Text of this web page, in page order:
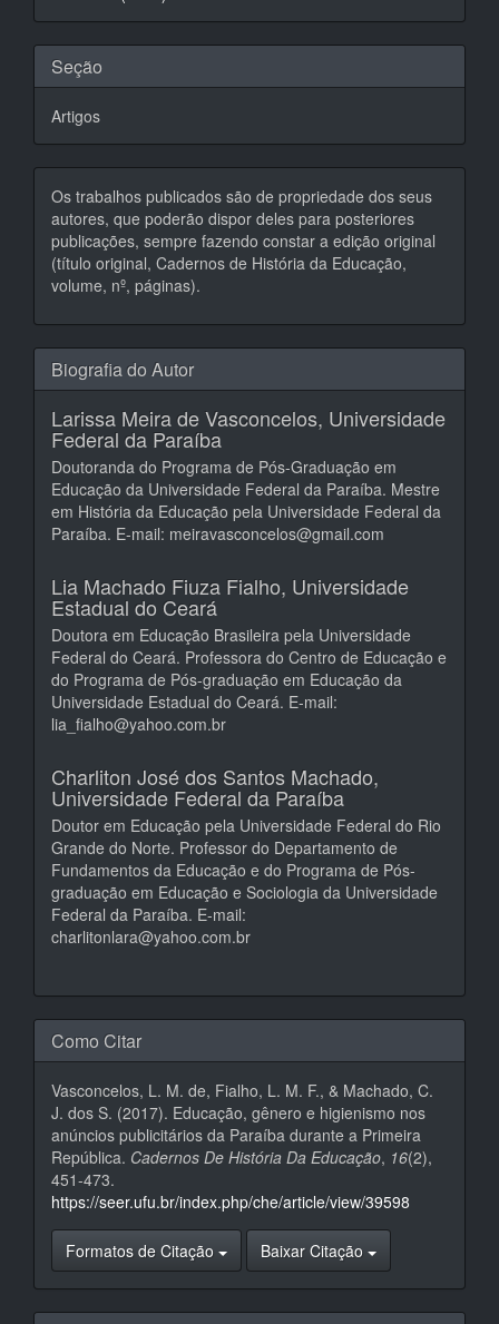
artigo
Seção
Artigos
Os trabalhos publicados são de propriedade dos seus
autores, que poderão dispor deles para posteriores
publicações, sempre fazendo constar a edição original
(título original, Cadernos de História da Educação,
volume, nº, páginas).
Biografia do Autor
Larissa Meira de Vasconcelos, Universidade
Federal da Paraíba
Doutoranda do Programa de Pós-Graduação em
Educação da Universidade Federal da Paraíba. Mestre
em História da Educação pela Universidade Federal da
Paraíba. E-mail: meiravasconcelos@gmail.com
Lia Machado Fiuza Fialho, Universidade
Estadual do Ceará
Doutora em Educação Brasileira pela Universidade
Federal do Ceará. Professora do Centro de Educação e
do Programa de Pós-graduação em Educação da
Universidade Estadual do Ceará. E-mail:
lia_fialho@yahoo.com.br
Charliton José dos Santos Machado,
Universidade Federal da Paraíba
Doutor em Educação pela Universidade Federal do Rio
Grande do Norte. Professor do Departamento de
Fundamentos da Educação e do Programa de Pós-
graduação em Educação e Sociologia da Universidade
Federal da Paraíba. E-mail:
charlitonlara@yahoo.com.br
Como Citar
Vasconcelos, L. M. de, Fialho, L. M. F., & Machado, C.
J. dos S. (2017). Educação, gênero e higienismo nos
anúncios publicitários da Paraíba durante a Primeira
República. Cadernos De História Da Educação, 16(2),
451-473.
https://seer.ufu.br/index.php/che/article/view/39598
Formatos de Citação Baixar Citação